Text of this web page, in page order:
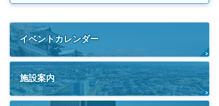
イベントカレンダー
施設案内